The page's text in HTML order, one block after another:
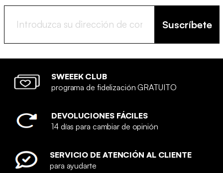
Suscríbete
SWEEEK CLUB
programa de fidelización GRATUITO
DEVOLUCIONES FÁCILES
14 días para cambiar de opinión
SERVICIO DE ATENCIÓN AL CLIENTE
para ayudarte